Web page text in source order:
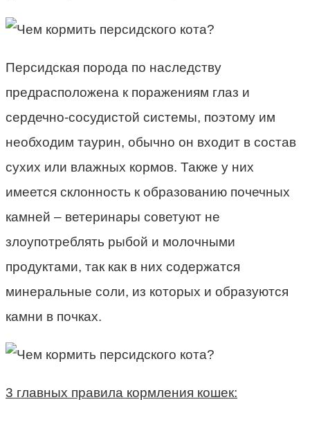
Персидская порода по наследству
предрасположена к поражениям глаз и
сердечно-сосудистой системы, поэтому им
необходим таурин, обычно он входит в состав
сухих или влажных кормов. Также у них
имеется склонность к образованию почечных
камней – ветеринары советуют не
злоупотреблять рыбой и молочными
продуктами, так как в них содержатся
минеральные соли, из которых и образуются
камни в почках.
3 главных правила кормления кошек: